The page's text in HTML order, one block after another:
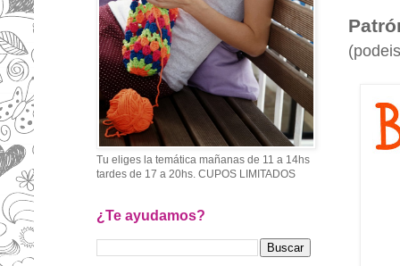
Tu eliges la temática mañanas de 11 a 14hs
tardes de 17 a 20hs. CUPOS LIMITADOS
¿Te ayudamos?